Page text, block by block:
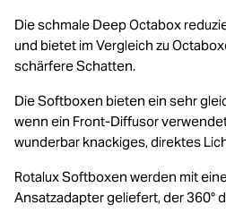
Management
Die schmale Deep Octabox
und bietet im Vergleich zu
schärfere Schatten.
Die Softboxen bieten ein sehr
wenn ein Front-Diffusor
wunderbar knackiges, direktes
Rotalux Softboxen werden mit
Ansatzadapter geliefert, der 360°